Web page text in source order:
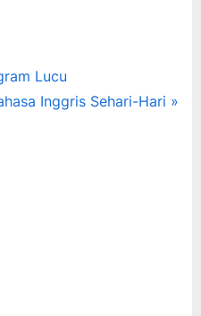
Lucu
Inggris Sehari-Hari